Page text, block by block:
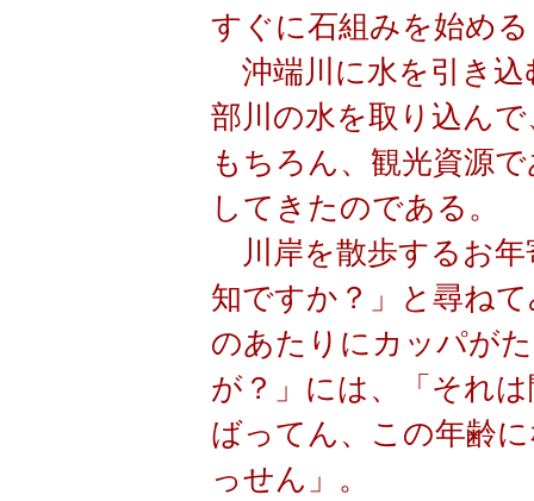
すぐに石組みを始め
沖端川に水を引き込
部川の水を取り込ん
もちろん、観光資源
してきたのである。
川岸を散歩するお年
知ですか？」と尋ね
のあたりにカッパが
が？」には、「それ
ばってん、この年齢
っせん」。